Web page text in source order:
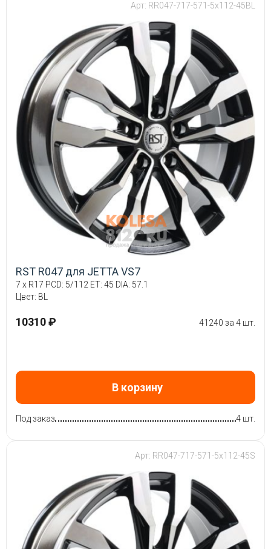
Арт: RR047-717-571-5x112-45BL
RST R047 для JETTA VS7
7 x R17 PCD: 5/112 ET: 45 DIA: 57.1
Цвет: BL
10310 ₽ 41240 за 4 шт.
В корзину
Под заказ 4 шт.
Арт: RR047-717-571-5x112-45S